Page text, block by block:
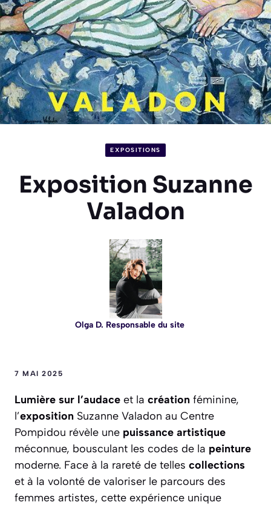
EXPOSITIONS
Exposition Suzanne
Valadon
Olga D. Responsable du site
7 MAI 2025
Lumière sur l’audace et la création féminine,
l’exposition Suzanne Valadon au Centre
Pompidou révèle une puissance artistique
méconnue, bousculant les codes de la peinture
moderne. Face à la rareté de telles collections
et à la volonté de valoriser le parcours des
femmes artistes, cette expérience unique